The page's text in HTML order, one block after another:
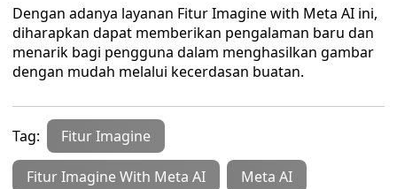
Dengan adanya layanan Fitur Imagine with Meta AI ini,
diharapkan dapat memberikan pengalaman baru dan
menarik bagi pengguna dalam menghasilkan gambar
dengan mudah melalui kecerdasan buatan.
Tag: Fitur Imagine
Fitur Imagine With Meta AI Meta AI